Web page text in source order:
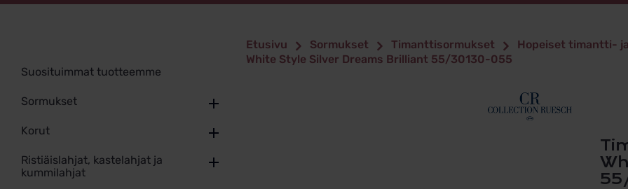
Suosituimmat tuotteemme
Sormukset
Korut
Ristiäislahjat, kastelahjat ja
kummilahjat
Etusivu Sormukset Timanttisormukset Hopeiset timantti-
White Style Silver Dreams Brilliant 55/30130-055
Timanttisormus 5,5mm hopeaa